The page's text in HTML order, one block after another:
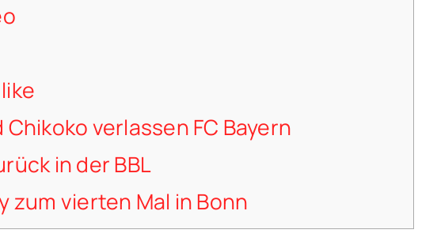
verlassen FC Bayern
in der BBL
zum vierten Mal in Bonn